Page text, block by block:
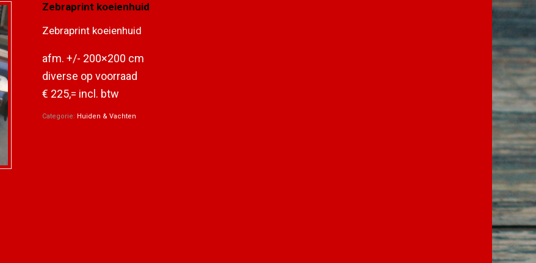
Zebraprint koeienhuid
Zebraprint koeienhuid
afm. +/- 200×200 cm
diverse op voorraad
€ 225,= incl. btw
Categorie: Huiden & Vachten